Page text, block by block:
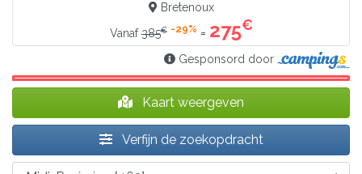
Bretenoux
Vanaf385€ -29% = 275€
Gesponsord door
Kaart weergeven
Verfijn de zoekopdracht